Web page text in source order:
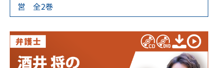
営 全2巻